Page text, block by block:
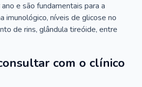
e são fundamentais para a
imunológico, níveis de glicose no
de rins, glândula tireóide, entre
com o clínico